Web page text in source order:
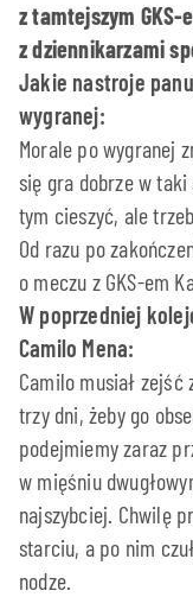
z tamtejszym GKS-
z dziennikarzami
Jakie nastroje
wygranej:
Morale po wygranej
się gra dobrze w
tym cieszyć, ale
Od razu po
o meczu z GKS-em
W poprzedniej
Camilo Mena:
Camilo musiał
trzy dni, żeby go
podejmiemy zaraz
w mięśniu
najszybciej. Chwilę
starciu, a po nim
nodze.